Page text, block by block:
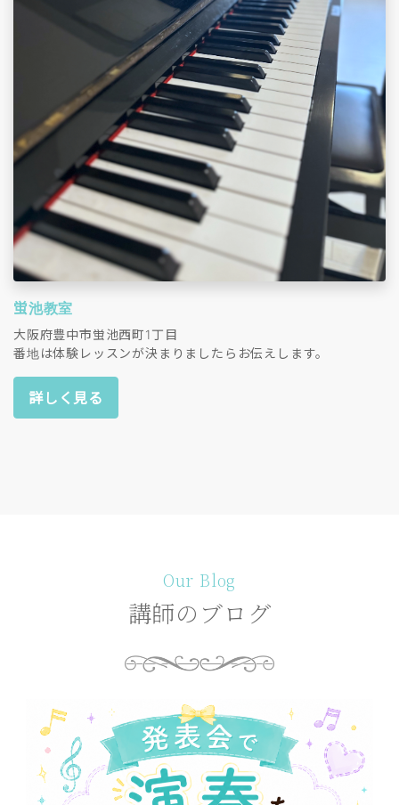
蛍池教室
大阪府豊中市蛍池西町1丁目
番地は体験レッスンが決まりましたらお伝えします。
詳しく見る
Our Blog
講師のブログ